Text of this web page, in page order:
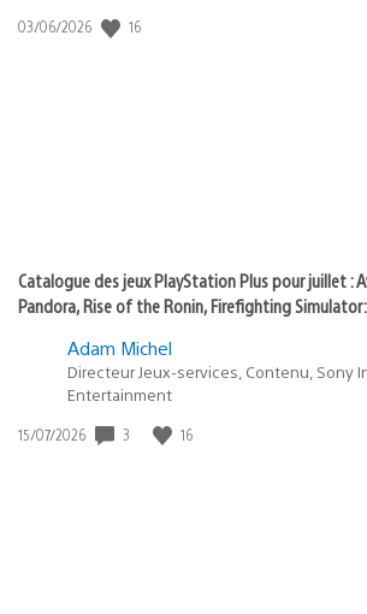
:
Date
03/06/2026 16
Catalogue des jeux PlayStation Plus pour juillet :
Pandora, Rise of the Ronin, Firefighting
Adam Michel
Directeur Jeux-services, Contenu, Sony
Entertainment
Date
15/07/2026 3 16